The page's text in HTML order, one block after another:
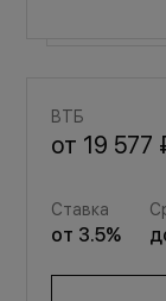
от22 865
от3.5%
ВТБ
от 19 577
Ставка
от 3.5%